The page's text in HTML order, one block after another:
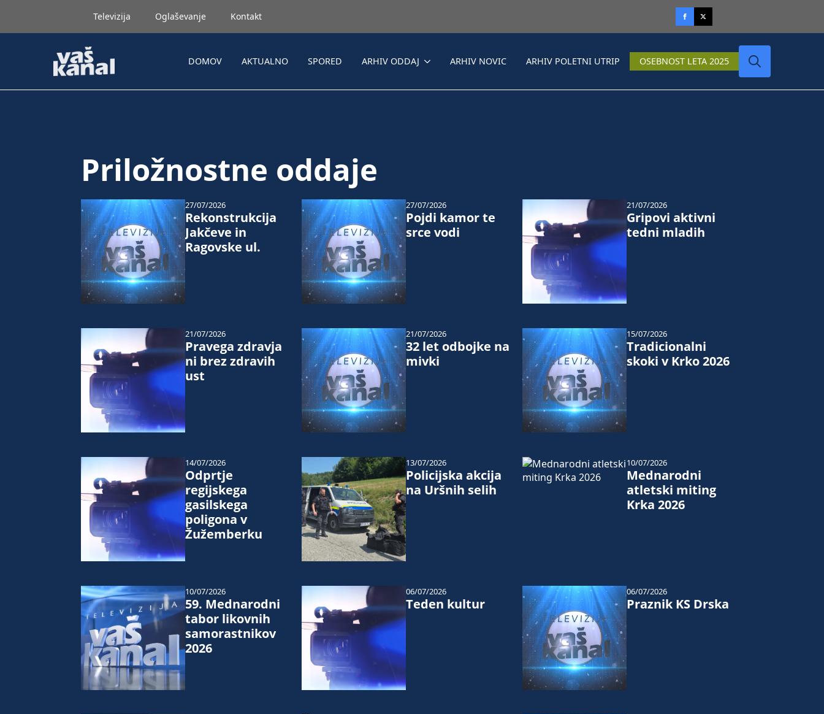
Televizija Oglaševanje Kontakt
DOMOV AKTUALNO SPORED ARHIV ODDAJ ARHIV NOVIC ARHIV POLETNI UTRIP OSEBNOST LETA 2025
Priložnostne oddaje
Rekonstrukcija
Jakčeve in
Ragovske ul.
27/07/2026
Pojdi kamor te
srce vodi
27/07/2026
Gripovi aktivni
tedni mladih
21/07/2026
Pravega zdravja
ni brez zdravih
ust
21/07/2026
32 let odbojke na
mivki
21/07/2026
Tradicionalni
skoki v Krko 2026
15/07/2026
Odprtje
regijskega
gasilskega
poligona v
Žužemberku
14/07/2026
Policijska akcija
na Uršnih selih
13/07/2026
Mednarodni
atletski miting
Krka 2026
10/07/2026
59. Mednarodni
tabor likovnih
samorastnikov
2026
10/07/2026
Teden kultur
06/07/2026
Praznik KS Drska
06/07/2026